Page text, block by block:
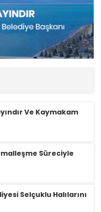
Ve Kaymakam
Süreciyle
Selçuklu Halılarını